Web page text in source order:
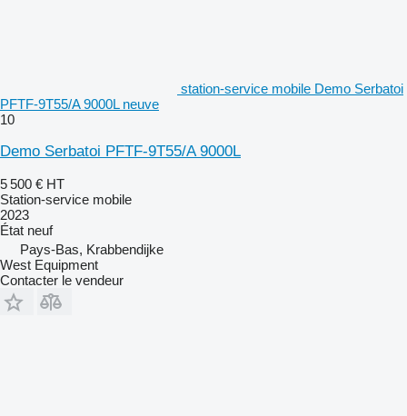
station-service mobile Demo Serbatoi
PFTF-9T55/A 9000L neuve
10
Demo Serbatoi PFTF-9T55/A 9000L
5 500 € HT
Station-service mobile
2023
État neuf
Pays-Bas, Krabbendijke
West Equipment
Contacter le vendeur